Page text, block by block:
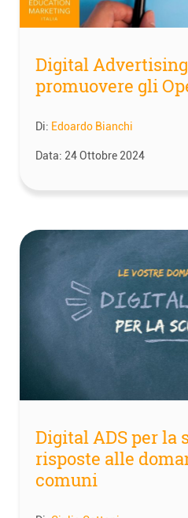
Digital
promuovere gli
Di: Edoardo Bianchi
Data: 24 Ottobre 2024
Digital ADS per la
risposte alle
comuni